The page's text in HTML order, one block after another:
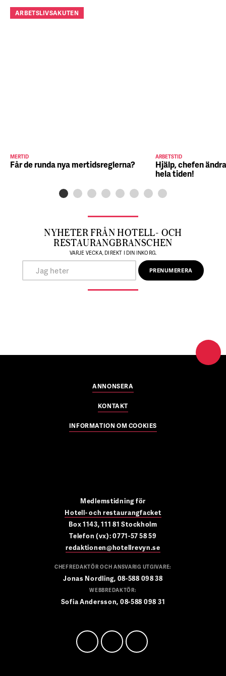
ARBETSLIVSAKUTEN
MERTID
Får de runda nya mertidsreglerna?
ARBETSTID
Hjälp, chefen
hela tiden!
NYHETER FRÅN HOTELL- OCH
RESTAURANGBRANSCHEN
VARJE VECKA, DIREKT I DIN INKORG.
ANNONSERA
KONTAKT
INFORMATION OM COOKIES
Medlemstidning för
Hotell- och restaurangfacket
Box 1143, 111 81 Stockholm
Telefon (vx): 0771-57 58 59
redaktionen@hotellrevyn.se
CHEFREDAKTÖR OCH ANSVARIG UTGIVARE:
Jonas Nordling, 08-588 098 38
WEBBREDAKTÖR:
Sofia Andersson, 08-588 098 31